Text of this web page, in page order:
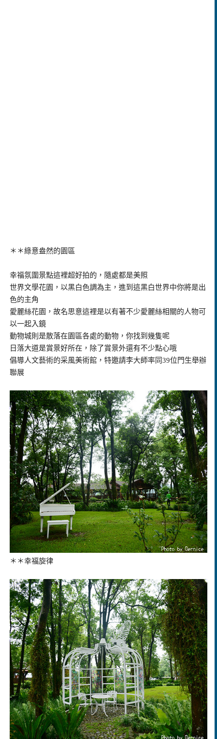
＊＊綠意盎然的園區
幸福氛圍景點這裡超好拍的，隨處都是美照
世界文學花園，以黑白色調為主，進到這黑白世界中你將是出
色的主角
愛麗絲花園，故名思意這裡是以有著不少愛麗絲相關的人物可
以一起入鏡
動物城則是散落在園區各處的動物，你找到幾隻呢
日落大道是賞景好所在，除了賞景外還有不少點心哦
倡導人文藝術的采風美術館，特邀請李大師率同39位門生舉辦
聯展
＊＊幸福旋律